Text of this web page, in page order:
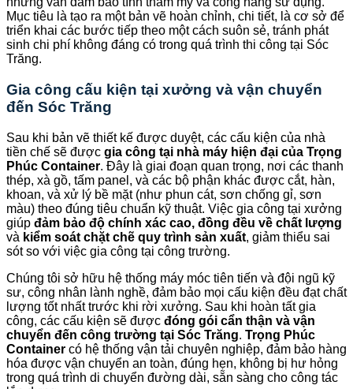
Mục tiêu là tạo ra một bản vẽ hoàn chỉnh, chi tiết, là cơ sở để
triển khai các bước tiếp theo một cách suôn sẻ, tránh phát
sinh chi phí không đáng có trong quá trình thi công tại Sóc
Trăng.
Gia công cấu kiện tại xưởng và vận chuyển
đến Sóc Trăng
Sau khi bản vẽ thiết kế được duyệt, các cấu kiện của nhà
tiền chế sẽ được gia công tại nhà máy hiện đại của Trọng
Phúc Container. Đây là giai đoạn quan trọng, nơi các thanh
thép, xà gồ, tấm panel, và các bộ phận khác được cắt, hàn,
khoan, và xử lý bề mặt (như phun cát, sơn chống gỉ, sơn
màu) theo đúng tiêu chuẩn kỹ thuật. Việc gia công tại xưởng
giúp đảm bảo độ chính xác cao, đồng đều về chất lượng
và kiểm soát chặt chẽ quy trình sản xuất, giảm thiểu sai
sót so với việc gia công tại công trường.
Chúng tôi sở hữu hệ thống máy móc tiên tiến và đội ngũ kỹ
sư, công nhân lành nghề, đảm bảo mọi cấu kiện đều đạt chất
lượng tốt nhất trước khi rời xưởng. Sau khi hoàn tất gia
công, các cấu kiện sẽ được đóng gói cẩn thận và vận
chuyển đến công trường tại Sóc Trăng. Trọng Phúc
Container có hệ thống vận tải chuyên nghiệp, đảm bảo hàng
hóa được vận chuyển an toàn, đúng hẹn, không bị hư hỏng
trong quá trình di chuyển đường dài, sẵn sàng cho công tác